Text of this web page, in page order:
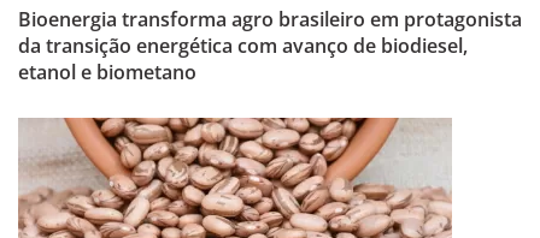
Bioenergia transforma agro brasileiro em protagonista
da transição energética com avanço de biodiesel,
etanol e biometano